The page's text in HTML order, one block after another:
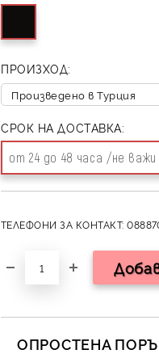
ПРОИЗХОД:
СРОК НА ДОСТАВКА:
от 24 до 48 часа /не
ТЕЛЕФОНИ ЗА КОНТАКТ:
ОПРОСТЕНА